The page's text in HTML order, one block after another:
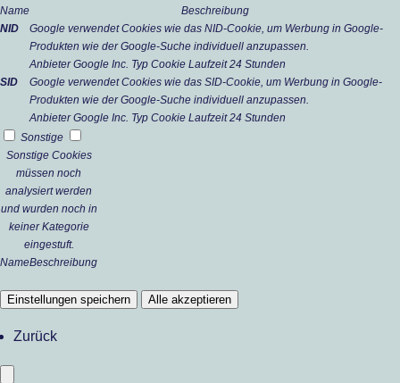
Name
Beschreibung
NID
Google verwendet Cookies wie das NID-Cookie, um Werbung in Google-
Produkten wie der Google-Suche individuell anzupassen.
Anbieter Google Inc. Typ Cookie Laufzeit 24 Stunden
SID
Google verwendet Cookies wie das SID-Cookie, um Werbung in Google-
Produkten wie der Google-Suche individuell anzupassen.
Anbieter Google Inc. Typ Cookie Laufzeit 24 Stunden
Sonstige
Sonstige Cookies
müssen noch
analysiert werden
und wurden noch in
keiner Kategorie
eingestuft.
NameBeschreibung
Einstellungen speichern Alle akzeptieren
Zurück